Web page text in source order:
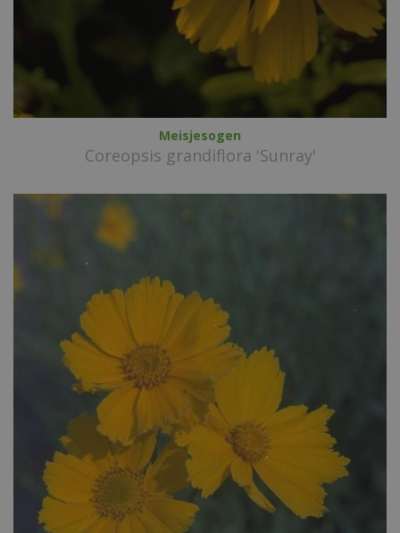
Meisjesogen
Coreopsis grandiflora 'Sunray'